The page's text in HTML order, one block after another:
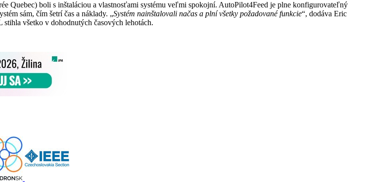
Quebec) boli s inštaláciou a vlastnosťami systému veľmi spokojní. AutoPilot4Feed je plne konfigurovateľný
sám, čím šetrí čas a náklady. „Systém nainštalovali načas a plní všetky požadované funkcie“, dodáva Eric
všetko v dohodnutých časových lehotách.